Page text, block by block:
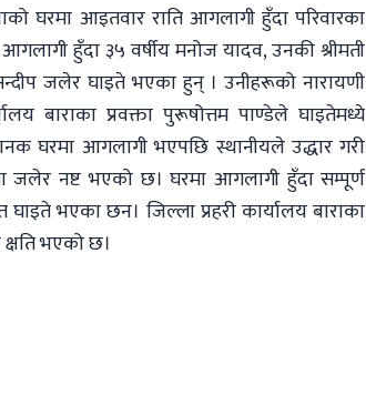
घरमा आइतवार राति आगलागी हुँदा परिवारका
हुँदा ३५ वर्षीय मनोज यादव, उनकी श्रीमती
सन्दीप जलेर घाइते भएका हुन् । उनीहरूको नारायणी
बाराका प्रवक्ता पुरूषोत्तम पाण्डेले घाइतेमध्ये
घरमा आगलागी भएपछि स्थानीयले उद्धार गरी
नष्ट भएको छ। घरमा आगलागी हुँदा सम्पूर्ण
भएका छन। जिल्ला प्रहरी कार्यालय बाराका
भएको छ।